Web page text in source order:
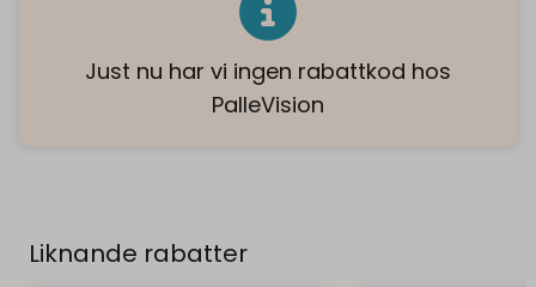
Just nu har vi ingen rabattkod hos
PalleVision
Liknande rabatter